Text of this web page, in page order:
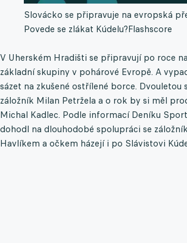
Slovácko se připravuje na evropská
Povede se zlákat Kúdelu?Flashscore
V Uherském Hradišti se připravují po roce
základní skupiny v pohárové Evropě. A
sázet na zkušené ostřílené borce. Dvouletou
záložník Milan Petržela a o rok by si měl
Michal Kadlec. Podle informací Deníku
dohodl na dlouhodobé spolupráci se
Havlíkem a očkem házejí i po Slávistovi